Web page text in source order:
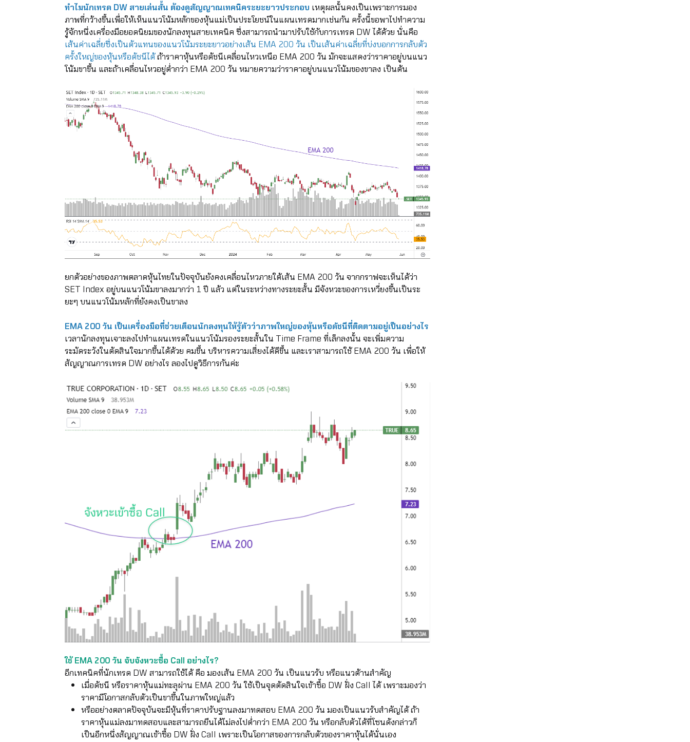
ทำไมนักเทรด DW สายเล่นสั้น ต้องดูสัญญาณเทคนิคระยะยาวประกอบ เหตุผลนั้นคงเป็นเพราะการมอง
ภาพที่กว้างขึ้นเพื่อให้เห็นแนวโน้มหลักของหุ้นแม่เป็นประโยชน์ในแผนเทรดมากเช่นกัน ครั้งนี้ขอพาไปทำความ
รู้จักหนึ่งเครื่องมือยอดนิยมของนักลงทุนสายเทคนิค ซึ่งสามารถนำมาปรับใช้กับการเทรด DW ได้ด้วย นั่นคือ
เส้นค่าเฉลี่ยซึ่งเป็นตัวแทนของแนวโน้มระยะยาวอย่างเส้น EMA 200 วัน เป็นเส้นค่าเฉลี่ยที่บ่งบอกการกลับตัว
ครั้งใหญ่ของหุ้นหรือดัชนีได้ถ้าราคาหุ้นหรือดัชนีเคลื่อนไหวเหนือ EMA 200 วัน มักจะแสดงว่าราคาอยู่บนแนว
โน้มขาขึ้น และถ้าเคลื่อนไหวอยู่ต่ำกว่า EMA 200 วัน หมายความว่าราคาอยู่บนแนวโน้มของขาลง เป็นต้น
ยกตัวอย่างของภาพตลาดหุ้นไทยในปัจจุบันยังคงเคลื่อนไหวภายใต้เส้น EMA 200 วัน จากกราฟจะเห็นได้ว่า
SET Index อยู่บนแนวโน้มขาลงมากว่า 1 ปี แล้ว แต่ในระหว่างทางระยะสั้น มีจังหวะของการเหวี่ยงขึ้นเป็นระ
ยะๆ บนแนวโน้มหลักที่ยังคงเป็นขาลง
EMA 200 วัน เป็นเครื่องมือที่ช่วยเตือนนักลงทุนให้รู้ตัวว่าภาพใหญ่ของหุ้นหรือดัชนีที่ติดตามอยู่เป็นอย่างไร
เวลานักลงทุนเจาะลงไปทำแผนเทรดในแนวโน้มรองระยะสั้นใน Time Frame ที่เล็กลงนั้น จะเพิ่มความ
ระมัดระวังในตัดสินใจมากขึ้นได้ด้วย คมขึ้น บริหารความเสี่ยงได้ดีขึ้น และเราสามารถใช้ EMA 200 วัน เพื่อให้
สัญญาณการเทรด DW อย่างไร ลองไปดูวิธีการกันค่ะ
ใช้ EMA 200 วัน จับจังหวะซื้อ Call อย่างไร?
อีกเทคนิคที่นักเทรด DW สามารถใช้ได้ คือ มองเส้น EMA 200 วัน เป็นแนวรับ หรือแนวต้านสำคัญ
เมื่อดัชนี หรือราคาหุ้นแม่ทะลุผ่าน EMA 200 วัน ใช้เป็นจุดตัดสินใจเข้าซื้อ DW ฝั่ง Call ได้ เพราะมองว่า
ราคามีโอกาสกลับตัวเป็นขาขึ้นในภาพใหญ่แล้ว
หรืออย่างตลาดปัจจุบันจะมีหุ้นที่ราคาปรับฐานลงมาทดสอบ EMA 200 วัน มองเป็นแนวรับสำคัญได้ ถ้า
ราคาหุ้นแม่ลงมาทดสอบและสามารถยืนได้ไม่ลงไปต่ำกว่า EMA 200 วัน หรือกลับตัวได้ที่โซนดังกล่าวก็
เป็นอีกหนึ่งสัญญาณเข้าซื้อ DW ฝั่ง Call เพราะเป็นโอกาสของการกลับตัวของราคาหุ้นได้นั่นเอง